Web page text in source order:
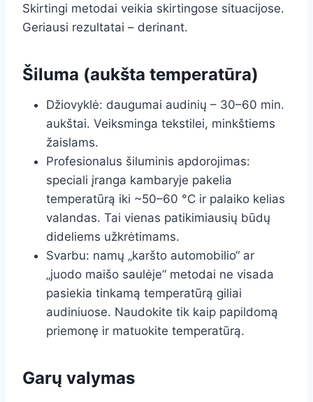
Skirtingi metodai veikia skirtingose situacijose.
Geriausi rezultatai – derinant.
Šiluma (aukšta temperatūra)
Džiovyklė: daugumai audinių – 30–60 min.
aukštai. Veiksminga tekstilei, minkštiems
žaislams.
Profesionalus šiluminis apdorojimas:
speciali įranga kambaryje pakelia
temperatūrą iki ~50–60 °C ir palaiko kelias
valandas. Tai vienas patikimiausių būdų
dideliems užkrėtimams.
Svarbu: namų „karšto automobilio“ ar
„juodo maišo saulėje“ metodai ne visada
pasiekia tinkamą temperatūrą giliai
audiniuose. Naudokite tik kaip papildomą
priemonę ir matuokite temperatūrą.
Garų valymas